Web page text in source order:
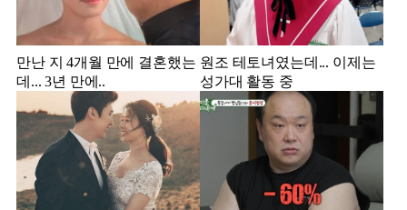
만난 지 4개월 만에 결혼했는
데... 3년 만에..
원조 테토녀였는데... 이제는
성가대 활동 중